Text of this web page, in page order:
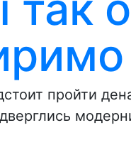
пройти